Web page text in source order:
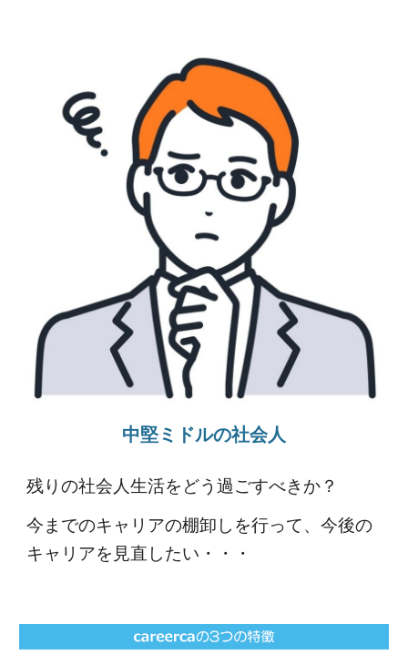
中堅ミドルの社会人
残りの社会人生活をどう過ごすべきか？
今までのキャリアの棚卸しを行って、今後の
キャリアを見直したい・・・